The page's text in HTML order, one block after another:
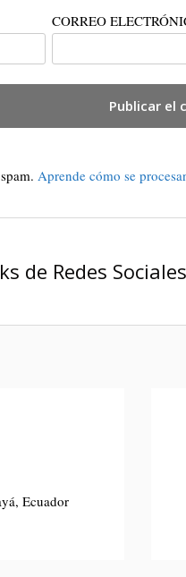
CORREO
Aprende cómo se
de Redes
Ecuador